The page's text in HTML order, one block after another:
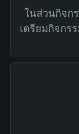
ในส่วนกิจก
เตรียมกิจกร